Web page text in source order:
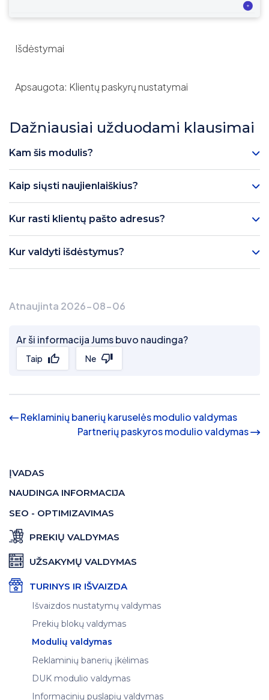
Išdėstymai
Apsaugota: Klientų paskyrų nustatymai
Dažniausiai užduodami klausimai
Kam šis modulis?
Kaip siųsti naujienlaiškius?
Kur rasti klientų pašto adresus?
Kur valdyti išdėstymus?
Atnaujinta 2026-08-06
Ar ši informacija Jums buvo naudinga?
Taip Ne
Reklaminių banerių karuselės modulio valdymas
Partnerių paskyros modulio valdymas
ĮVADAS
NAUDINGA INFORMACIJA
SEO - OPTIMIZAVIMAS
PREKIŲ VALDYMAS
UŽSAKYMŲ VALDYMAS
TURINYS IR IŠVAIZDA
Išvaizdos nustatymų valdymas
Prekių blokų valdymas
Modulių valdymas
Reklaminių banerių įkėlimas
DUK modulio valdymas
Informacinių puslapių valdymas